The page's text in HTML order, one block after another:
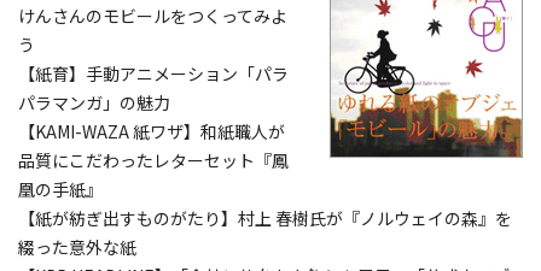
けんさんのモビールをつくってみよ
う
【紙育】手動アニメーション「パラ
パラマンガ」の魅力
【KAMI-WAZA 紙ワザ】和紙職人が
品質にこだわったレターセット『鳳
凰の手紙』
【紙が紡ぎ出すものがたり】村上 春樹氏が『ノルウェイの森』を
綴った意外な紙